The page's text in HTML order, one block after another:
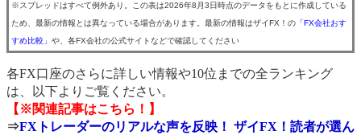
※スプレッドはすべて例外あり。この表は2026年8月3日時点のデータをもとに作成している
ため、最新の情報とは異なっている場合があります。最新の情報はザイFX！の 「FX会社おす
すめ比較」 や、各FX会社の公式サイトなどで確認してください
各FX口座のさらに詳しい情報や10位までの全ランキング
は、以下よりご覧ください。
【※関連記事はこちら！】
⇒FXトレーダーのリアルな声を反映！ ザイFX！読者が選ん